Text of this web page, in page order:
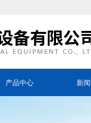
产品中心 新